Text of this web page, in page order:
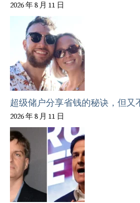
2026 年 8 月 11 日
超级储户分享省钱的秘诀，但又
2026 年 8 月 11 日